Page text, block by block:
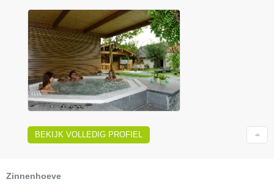
BEKIJK VOLLEDIG PROFIEL
Zinnenhoeve